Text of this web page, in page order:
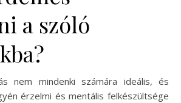
a szóló
nem mindenki számára ideális, és
érzelmi és mentális felkészültsége